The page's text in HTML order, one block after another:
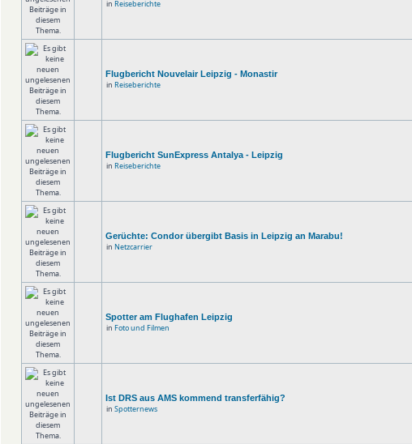
in Reiseberichte
Flugbericht Nouvelair Leipzig - Monastir
in Reiseberichte
Flugbericht SunExpress Antalya - Leipzig
in Reiseberichte
Gerüchte: Condor übergibt Basis in Leipzig an Marabu!
in Netzcarrier
Spotter am Flughafen Leipzig
in Foto und Filmen
Ist DRS aus AMS kommend transferfähig?
in Spotternews